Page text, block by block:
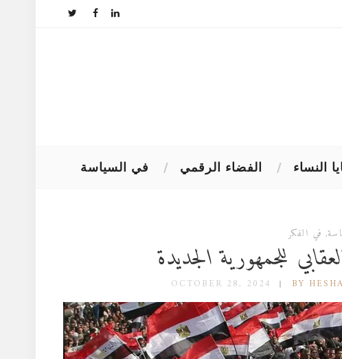
في السياسة الفضاء الرقمي النساء
, في الفكر
للجمهورية الجديدة
OCTOBER 28, 2024 BY